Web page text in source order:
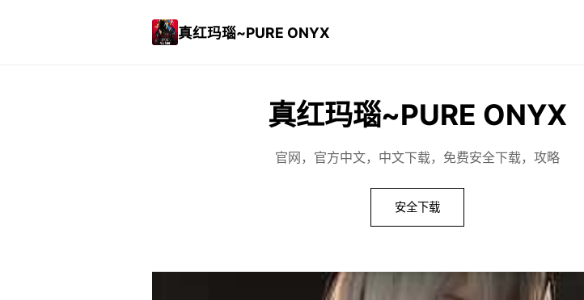
真红玛瑙~PURE ONYX
真红玛瑙~PURE ONYX
官网，官方中文，中文下载，免费安全下载，攻略
安全下载